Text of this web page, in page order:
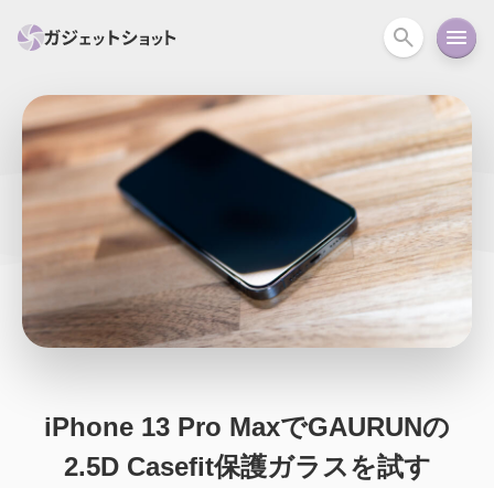
すべて スマホ PC関連 カメラ ウェアラ
スマートホーム アクションカメラ カメラ
回線 iPad Mac Android コラム
ニュース オーディオ 周辺機器
iPhone 13 Pro MaxでGAURUNの
2.5D Casefit保護ガラスを試す